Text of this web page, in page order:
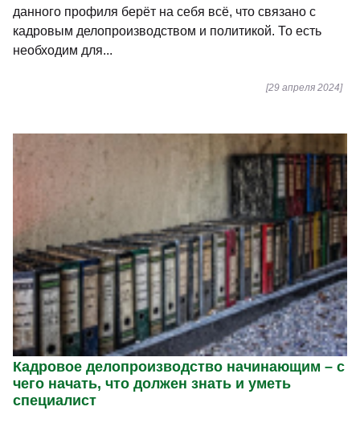
данного профиля берёт на себя всё, что связано с
кадровым делопроизводством и политикой. То есть
необходим для...
[29 апреля 2024]
Кадровое делопроизводство начинающим – с
чего начать, что должен знать и уметь
специалист